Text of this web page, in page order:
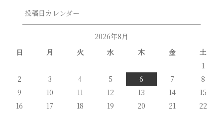
投稿日カレンダー
2026年8月
日
月 火 水 木 金 土
1
2
3 4 5 6 7
8
9
10 11 12 13 14
15
16
17 18 19 20 21
22